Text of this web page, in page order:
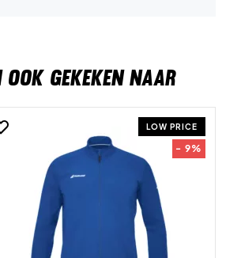
GEKEKEN NAAR
LOW PRICE
- 9%